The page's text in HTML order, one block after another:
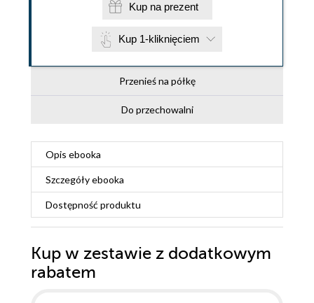
Kup na prezent
Kup 1-kliknięciem
Przenieś na półkę
Do przechowalni
Opis ebooka
Szczegółyebooka
Dostępność produktu
Kup w zestawie z dodatkowym
rabatem